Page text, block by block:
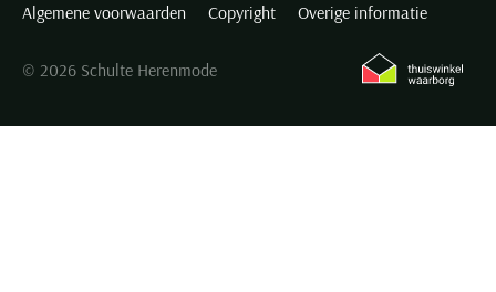
Algemene voorwaarden
Copyright Overige informatie
© 2026 Schulte Herenmode